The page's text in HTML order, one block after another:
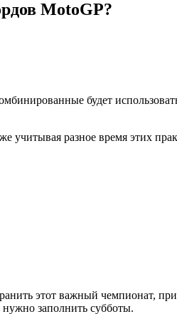
MotoGP?
будет
разное время этих
этот важный чемпионат,
заполнить субботы.